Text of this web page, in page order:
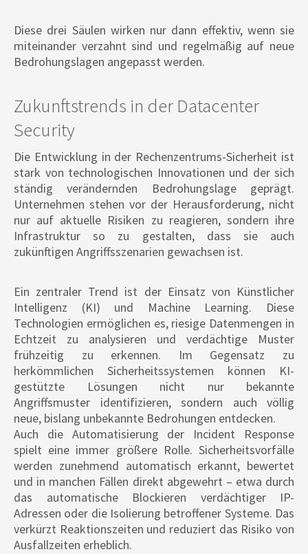
Diese drei Säulen wirken nur dann effektiv, wenn sie
miteinander verzahnt sind und regelmäßig auf neue
Bedrohungslagen angepasst werden.
Zukunftstrends in der Datacenter
Security
Die Entwicklung in der Rechenzentrums-Sicherheit ist
stark von technologischen Innovationen und der sich
ständig verändernden Bedrohungslage geprägt.
Unternehmen stehen vor der Herausforderung, nicht
nur auf aktuelle Risiken zu reagieren, sondern ihre
Infrastruktur so zu gestalten, dass sie auch
zukünftigen Angriffsszenarien gewachsen ist.
Ein zentraler Trend ist der Einsatz von Künstlicher
Intelligenz (KI) und Machine Learning. Diese
Technologien ermöglichen es, riesige Datenmengen in
Echtzeit zu analysieren und verdächtige Muster
frühzeitig zu erkennen. Im Gegensatz zu
herkömmlichen Sicherheitssystemen können KI-
gestützte Lösungen nicht nur bekannte
Angriffsmuster identifizieren, sondern auch völlig
neue, bislang unbekannte Bedrohungen entdecken.
Auch die Automatisierung der Incident Response
spielt eine immer größere Rolle. Sicherheitsvorfälle
werden zunehmend automatisch erkannt, bewertet
und in manchen Fällen direkt abgewehrt – etwa durch
das automatische Blockieren verdächtiger IP-
Adressen oder die Isolierung betroffener Systeme. Das
verkürzt Reaktionszeiten und reduziert das Risiko von
Ausfallzeiten erheblich.